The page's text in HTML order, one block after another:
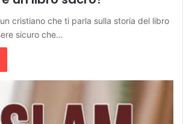
cristiano che ti parla sulla storia del libro
sicuro che…